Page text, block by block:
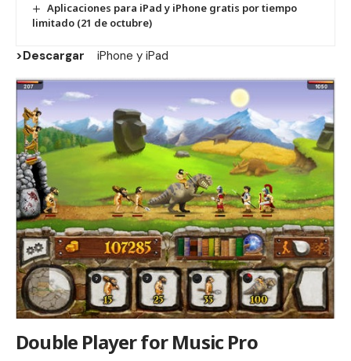
Aplicaciones para iPad y iPhone gratis por tiempo
limitado (21 de octubre)
>Descargar iPhone y iPad
Double Player for Music Pro